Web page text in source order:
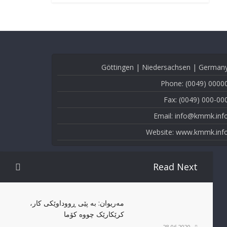
Göttingen | Niedersachsen |
Phone: (0049)
Fax: (0049) 000-
Email:
Website:
Read Next
مەریوان: بە پێی ڕووداوێکی کار،
کرێکارێک چووە کۆما